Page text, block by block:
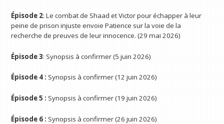
Épisode 2: Le combat de Shaad et Victor pour échapper à leur
peine de prison injuste envoie Patience sur la voie de la
recherche de preuves de leur innocence. (29 mai 2026)
Épisode 3: Synopsis à confirmer (5 juin 2026)
Épisode 4 : Synopsis à confirmer (12 juin 2026)
Épisode 5 : Synopsis à confirmer (19 juin 2026)
Épisode 6 : Synopsis à confirmer (26 juin 2026)